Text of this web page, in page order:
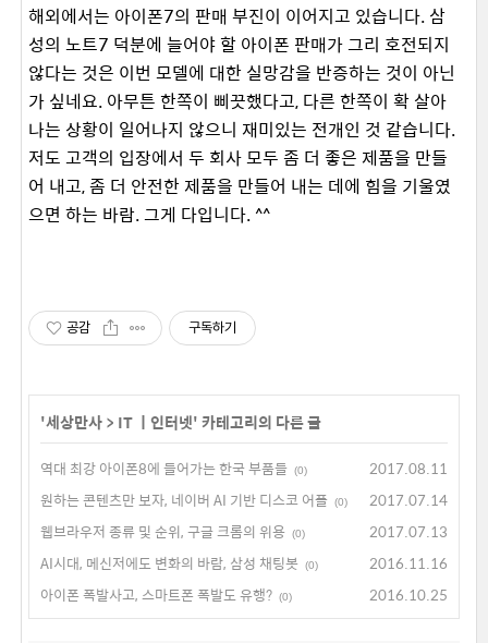
해외에서는 아이폰7의 판매 부진이 이어지고 있습니다. 삼
성의 노트7 덕분에 늘어야 할 아이폰 판매가 그리 호전되지
않다는 것은 이번 모델에 대한 실망감을 반증하는 것이 아닌
가 싶네요. 아무튼 한쪽이 삐끗했다고, 다른 한쪽이 확 살아
나는 상황이 일어나지 않으니 재미있는 전개인 것 같습니다.
저도 고객의 입장에서 두 회사 모두 좀 더 좋은 제품을 만들
어 내고, 좀 더 안전한 제품을 만들어 내는 데에 힘을 기울였
으면 하는 바람. 그게 다입니다. ^^
공감 구독하기
'세상만사> IT ㅣ인터넷' 카테고리의 다른 글
역대 최강 아이폰8에 들어가는 한국 부품들 (0)
2017.08.11
원하는 콘텐츠만 보자, 네이버 AI 기반 디스코 어플 (0)
2017.07.14
웹브라우저 종류 및 순위, 구글 크롬의 위용 (0)
2017.07.13
AI시대, 메신저에도 변화의 바람, 삼성 채팅봇 (0)
2016.11.16
아이폰 폭발사고, 스마트폰 폭발도 유행? (0) 2016.10.25